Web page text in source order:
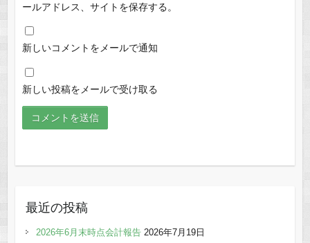
ールアドレス、サイトを保存する。
新しいコメントをメールで通知
新しい投稿をメールで受け取る
最近の投稿
2026年6月末時点会計報告 2026年7月19日